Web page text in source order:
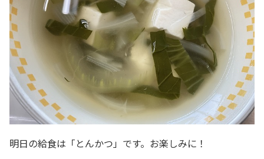
明日の給食は「とんかつ」です。お楽しみに！